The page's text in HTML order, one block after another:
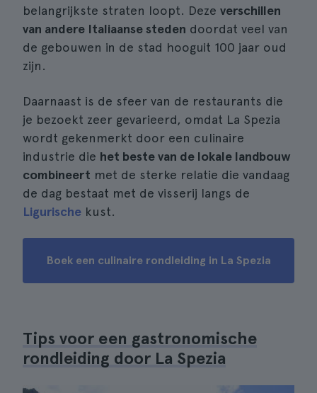
belangrijkste straten loopt. Deze verschillen
van andere Italiaanse steden doordat veel van
de gebouwen in de stad hooguit 100 jaar oud
zijn.
Daarnaast is de sfeer van de restaurants die
je bezoekt zeer gevarieerd, omdat La Spezia
wordt gekenmerkt door een culinaire
industrie die het beste van de lokale landbouw
combineert met de sterke relatie die vandaag
de dag bestaat met de visserij langs de
Ligurische kust.
Boek een culinaire rondleiding in La Spezia
Tips voor een gastronomische
rondleiding door La Spezia